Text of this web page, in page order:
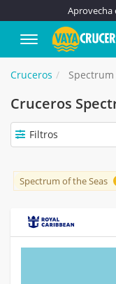
Aprovecha
Cruceros
Cruceros
Filtros
Spectrum of the Seas